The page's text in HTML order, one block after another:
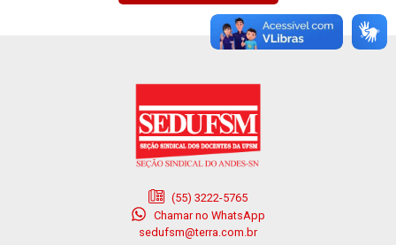
(55) 3222-5765
Chamar no WhatsApp
sedufsm@terra.com.br